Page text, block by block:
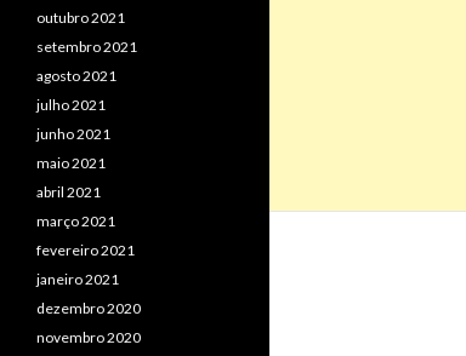
outubro 2021
setembro 2021
agosto 2021
julho 2021
junho 2021
maio 2021
abril 2021
março 2021
fevereiro 2021
janeiro 2021
dezembro 2020
novembro 2020